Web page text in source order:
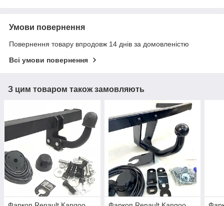
Умови повернення
Повернення товару впродовж 14 днів за домовленістю
Всі умови повернення
З цим товаром також замовляють